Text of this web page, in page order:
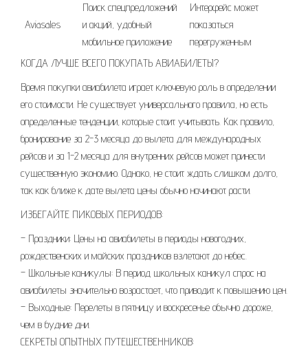
Aviasales
Поиск спецпредложений
и акций, удобный
мобильное приложение
Интерфейс может
показаться
перегруженным
КОГДА ЛУЧШЕ ВСЕГО ПОКУПАТЬ АВИАБИЛЕТЫ?
Время покупки авиабилета играет ключевую роль в определении
его стоимости. Не существует универсального правила, но есть
определенные тенденции, которые стоит учитывать. Как правило,
бронирование за 2-3 месяца до вылета для международных
рейсов и за 1-2 месяца для внутренних рейсов может принести
существенную экономию. Однако, не стоит ждать слишком долго,
так как ближе к дате вылета цены обычно начинают расти.
ИЗБЕГАЙТЕ ПИКОВЫХ ПЕРИОДОВ:
– Праздники: Цены на авиабилеты в периоды новогодних,
рождественских и майских праздников взлетают до небес.
– Школьные каникулы: В период школьных каникул спрос на
авиабилеты значительно возрастает, что приводит к повышению цен.
– Выходные: Перелеты в пятницу и воскресенье обычно дороже,
чем в будние дни.
СЕКРЕТЫ ОПЫТНЫХ ПУТЕШЕСТВЕННИКОВ: